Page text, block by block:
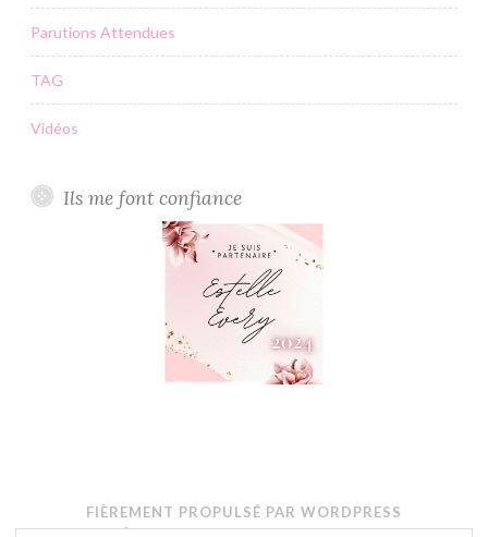
Parutions Attendues
TAG
Vidéos
Ils me font confiance
FIÈREMENT PROPULSÉ PAR WORDPRESS